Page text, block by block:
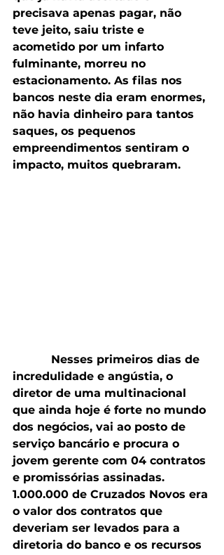
precisava apenas pagar, não
teve jeito, saiu triste e
acometido por um infarto
fulminante, morreu no
estacionamento. As filas nos
bancos neste dia eram enormes,
não havia dinheiro para tantos
saques, os pequenos
empreendimentos sentiram o
impacto, muitos quebraram.
incredulidade e angústia, o
diretor de uma multinacional
que ainda hoje é forte no mundo
dos negócios, vai ao posto de
serviço bancário e procura o
jovem gerente com 04 contratos
e promissórias assinadas.
1.000.000 de Cruzados Novos era
o valor dos contratos que
deveriam ser levados para a
diretoria do banco e os recursos